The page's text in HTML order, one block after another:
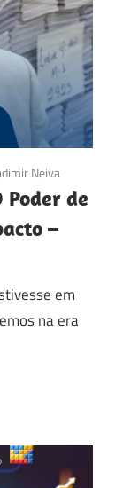
Neiva
de
–
em
na era